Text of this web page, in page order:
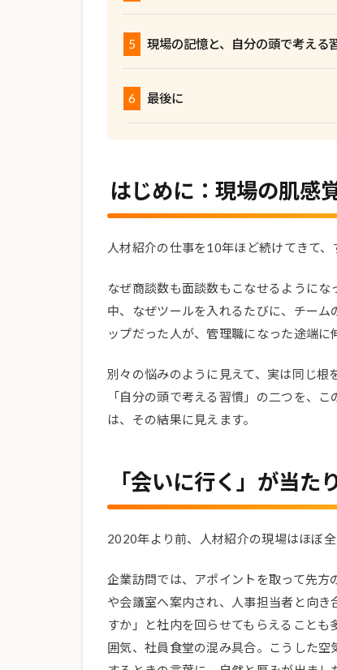
5 現場の記憶と、自分の頭で考える
6 最後に
はじめに：現場の肌感
人材紹介の仕事を10年ほど続けてきて、
なぜ商談数も面談数もこなせるように
中、なぜツールを入れるたびに、チー
ップだった人が、管理職になった途端に
別々の悩みのように見えて、実は同じ根
「自分の頭で考える習慣」の二つを、
は、その結果に見えます。
「会いに行く」が当た
2020年より前、人材紹介の現場はほぼ全
企業訪問では、アポイントを取って先
や会議室へ案内され、人事担当者と向
すか」と社内を回らせてもらえること
囲気、社員食堂の混み具合。こうした